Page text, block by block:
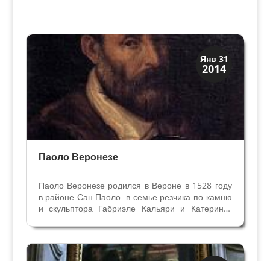
Янв 31
2014
Искусство
Художники
Паоло Веронезе
Паоло Веронезе родился в Вероне в 1528 году
в районе Сан Паоло в семье резчика по камню
и скульптора Габриэле Кальяри и Катерины.
церковных приходских книгах в 1529 году он
указан как Paulo di Gabriele в возрасте одного
года, а в...